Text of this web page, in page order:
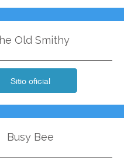
Old Smithy
Sitio oficial
Busy Bee